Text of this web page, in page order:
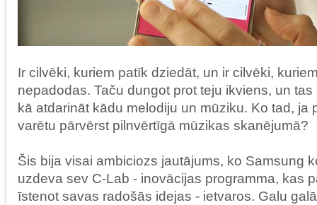
Ir cilvēki, kuriem patīk dziedāt, un ir cilvēki,
nepadodas. Taču dungot prot teju ikviens, un
kā atdarināt kādu melodiju un mūziku. Ko tad, ja
varētu pārvērst pilnvērtīgā mūzikas skanējumā?
Šis bija visai ambiciozs jautājums, ko Samsung
uzdeva sev C-Lab - inovācijas programma, kas
īstenot savas radošās idejas - ietvaros. Galu